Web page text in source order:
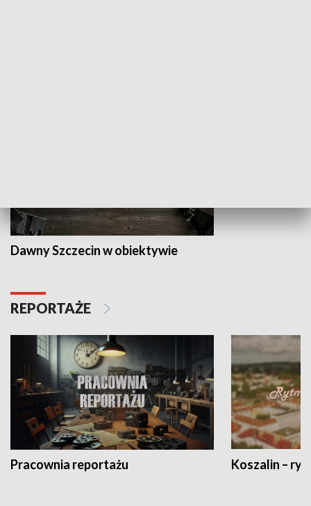
Dawny Szczecin w obiektywie
REPORTAŻE
Pracownia reportażu Koszalin –